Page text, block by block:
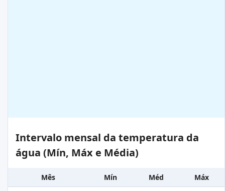
Intervalo mensal da temperatura da
água (Mín, Máx e Média)
Mês Mín Méd
Máx